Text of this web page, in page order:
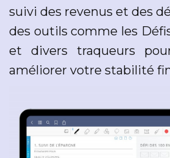
suivi des revenus et des
des outils comme les
et divers traqueurs
améliorer votre stabilité